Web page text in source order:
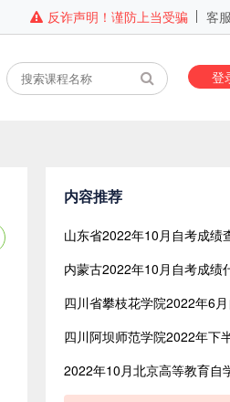
客
反诈声明！谨防上当受骗
登
内容推荐
四川省攀枝花学院2022年6